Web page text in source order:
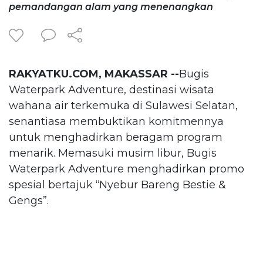
pemandangan alam yang menenangkan
RAKYATKU.COM, MAKASSAR --Bugis
Waterpark Adventure, destinasi wisata
wahana air terkemuka di Sulawesi Selatan,
senantiasa membuktikan komitmennya
untuk menghadirkan beragam program
menarik. Memasuki musim libur, Bugis
Waterpark Adventure menghadirkan promo
spesial bertajuk “Nyebur Bareng Bestie &
Gengs”.